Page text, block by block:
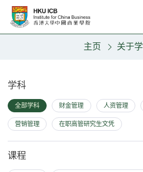
跳往主要内容
主页 关于
教职人员
学科
全部学科 财金管理 人资管理
营销管理 在职高管研究生文凭
课程